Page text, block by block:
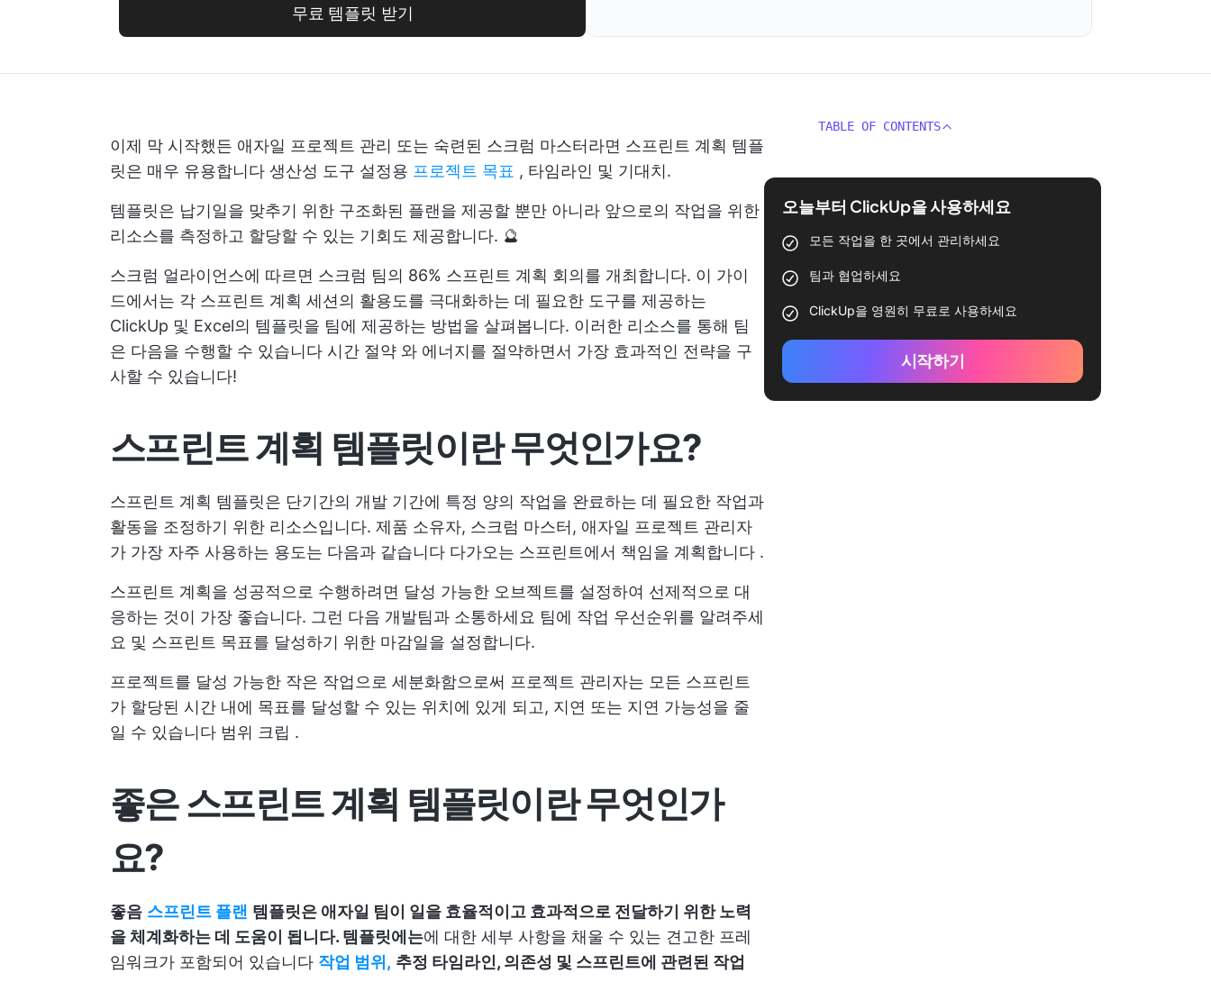
무료 템플릿 받기
이제 막 시작했든 애자일 프로젝트 관리 또는 숙련된 스크럼 마스터라면 스프린트 계획 템플
릿은 매우 유용합니다 생산성 도구 설정용 프로젝트 목표 , 타임라인 및 기대치.
템플릿은 납기일을 맞추기 위한 구조화된 플랜을 제공할 뿐만 아니라 앞으로의 작업을 위한
리소스를 측정하고 할당할 수 있는 기회도 제공합니다. 🔮
스크럼 얼라이언스에 따르면 스크럼 팀의 86% 스프린트 계획 회의를 개최합니다. 이 가이
드에서는 각 스프린트 계획 세션의 활용도를 극대화하는 데 필요한 도구를 제공하는
ClickUp 및 Excel의 템플릿을 팀에 제공하는 방법을 살펴봅니다. 이러한 리소스를 통해 팀
은 다음을 수행할 수 있습니다 시간 절약 와 에너지를 절약하면서 가장 효과적인 전략을 구
사할 수 있습니다!
스프린트 계획 템플릿이란 무엇인가요?
스프린트 계획 템플릿은 단기간의 개발 기간에 특정 양의 작업을 완료하는 데 필요한 작업과
활동을 조정하기 위한 리소스입니다. 제품 소유자, 스크럼 마스터, 애자일 프로젝트 관리자
가 가장 자주 사용하는 용도는 다음과 같습니다 다가오는 스프린트에서 책임을 계획합니다 .
스프린트 계획을 성공적으로 수행하려면 달성 가능한 오브젝트를 설정하여 선제적으로 대
응하는 것이 가장 좋습니다. 그런 다음 개발팀과 소통하세요 팀에 작업 우선순위를 알려주세
요 및 스프린트 목표를 달성하기 위한 마감일을 설정합니다.
프로젝트를 달성 가능한 작은 작업으로 세분화함으로써 프로젝트 관리자는 모든 스프린트
가 할당된 시간 내에 목표를 달성할 수 있는 위치에 있게 되고, 지연 또는 지연 가능성을 줄
일 수 있습니다 범위 크립 .
좋은 스프린트 계획 템플릿이란 무엇인가
요?
좋음 스프린트 플랜 템플릿은 애자일 팀이 일을 효율적이고 효과적으로 전달하기 위한 노력
을 체계화하는 데 도움이 됩니다. 템플릿에는에 대한 세부 사항을 채울 수 있는 견고한 프레
임워크가 포함되어 있습니다 작업 범위, 추정 타임라인, 의존성 및 스프린트에 관련된 작업
TABLE OF CONTENTS
오늘부터 ClickUp을 사용하세요
모든 작업을 한 곳에서 관리하세요
팀과 협업하세요
ClickUp을 영원히 무료로 사용하세요
시작하기